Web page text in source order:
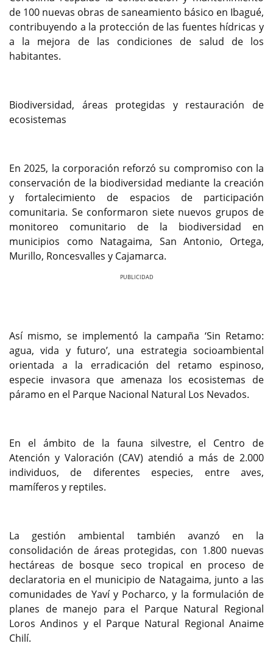
de 100 nuevas obras de saneamiento básico en Ibagué,
contribuyendo a la protección de las fuentes hídricas y
a la mejora de las condiciones de salud de los
habitantes.
Biodiversidad, áreas protegidas y restauración de
ecosistemas
En 2025, la corporación reforzó su compromiso con la
conservación de la biodiversidad mediante la creación
y fortalecimiento de espacios de participación
comunitaria. Se conformaron siete nuevos grupos de
monitoreo comunitario de la biodiversidad en
municipios como Natagaima, San Antonio, Ortega,
Murillo, Roncesvalles y Cajamarca.
Así mismo, se implementó la campaña ‘Sin Retamo:
agua, vida y futuro’, una estrategia socioambiental
orientada a la erradicación del retamo espinoso,
especie invasora que amenaza los ecosistemas de
páramo en el Parque Nacional Natural Los Nevados.
En el ámbito de la fauna silvestre, el Centro de
Atención y Valoración (CAV) atendió a más de 2.000
individuos, de diferentes especies, entre aves,
mamíferos y reptiles.
La gestión ambiental también avanzó en la
consolidación de áreas protegidas, con 1.800 nuevas
hectáreas de bosque seco tropical en proceso de
declaratoria en el municipio de Natagaima, junto a las
comunidades de Yaví y Pocharco, y la formulación de
planes de manejo para el Parque Natural Regional
Loros Andinos y el Parque Natural Regional Anaime
Chilí.